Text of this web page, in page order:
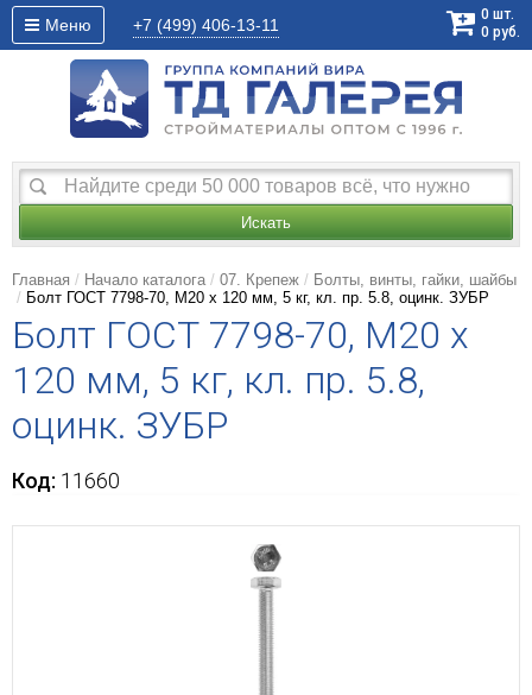
Меню +7 (499) 406-13-11
0 шт.
0 руб.
Искать
Главная Начало каталога 07. Крепеж
Болты, винты, гайки, шайбы
Болт ГОСТ 7798-70, M20 x 120 мм, 5 кг, кл. пр. 5.8, оцинк. ЗУБР
Болт ГОСТ 7798-70, M20 x
120 мм, 5 кг, кл. пр. 5.8,
оцинк. ЗУБР
Код: 11660